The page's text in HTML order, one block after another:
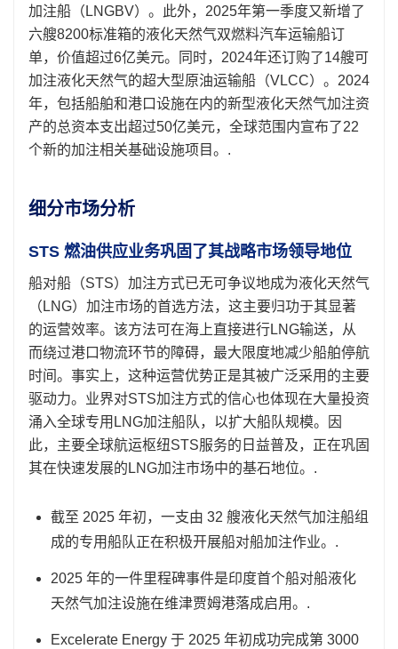
加注船（LNGBV）。此外，2025年第一季度又新增了
六艘8200标准箱的液化天然气双燃料汽车运输船订
单，价值超过6亿美元。同时，2024年还订购了14艘可
加注液化天然气的超大型原油运输船（VLCC）。2024
年，包括船舶和港口设施在内的新型液化天然气加注资
产的总资本支出超过50亿美元，全球范围内宣布了22
个新的加注相关基础设施项目。.
细分市场分析
STS 燃油供应业务巩固了其战略市场领导地位
船对船（STS）加注方式已无可争议地成为液化天然气
（LNG）加注市场的首选方法，这主要归功于其显著
的运营效率。该方法可在海上直接进行LNG输送，从
而绕过港口物流环节的障碍，最大限度地减少船舶停航
时间。事实上，这种运营优势正是其被广泛采用的主要
驱动力。业界对STS加注方式的信心也体现在大量投资
涌入全球专用LNG加注船队，以扩大船队规模。因
此，主要全球航运枢纽STS服务的日益普及，正在巩固
其在快速发展的LNG加注市场中的基石地位。.
截至 2025 年初，一支由 32 艘液化天然气加注船组
成的专用船队正在积极开展船对船加注作业。.
2025 年的一件里程碑事件是印度首个船对船液化
天然气加注设施在维津贾姆港落成启用。.
Excelerate Energy 于 2025 年初成功完成第 3000